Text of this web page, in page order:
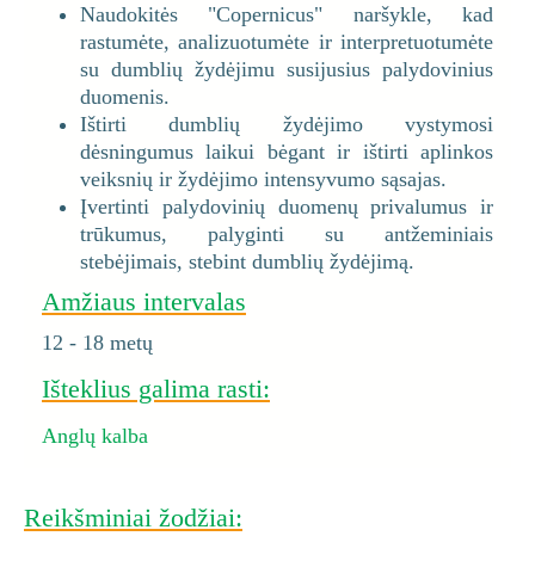
Naudokitės "Copernicus" naršykle, kad
rastumėte, analizuotumėte ir interpretuotumėte
su dumblių žydėjimu susijusius palydovinius
duomenis.
Ištirti dumblių žydėjimo vystymosi
dėsningumus laikui bėgant ir ištirti aplinkos
veiksnių ir žydėjimo intensyvumo sąsajas.
Įvertinti palydovinių duomenų privalumus ir
trūkumus, palyginti su antžeminiais
stebėjimais, stebint dumblių žydėjimą.
Amžiaus intervalas
12 - 18 metų
Išteklius galima rasti:
Anglų kalba
Reikšminiai žodžiai: